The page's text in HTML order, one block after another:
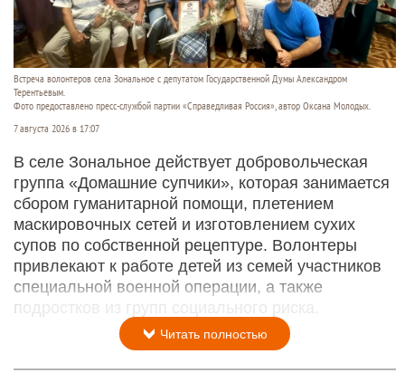
Встреча волонтеров села Зональное с депутатом Государственной Думы Александром
Терентьевым.
Фото предоставлено пресс-службой партии «Справедливая Россия», автор Оксана Молодых.
7 августа 2026 в 17:07
В селе Зональное действует добровольческая
группа «Домашние супчики», которая занимается
сбором гуманитарной помощи, плетением
маскировочных сетей и изготовлением сухих
супов по собственной рецептуре. Волонтеры
привлекают к работе детей из семей участников
специальной военной операции, а также
подростков из групп социального риска.
Читать полностью